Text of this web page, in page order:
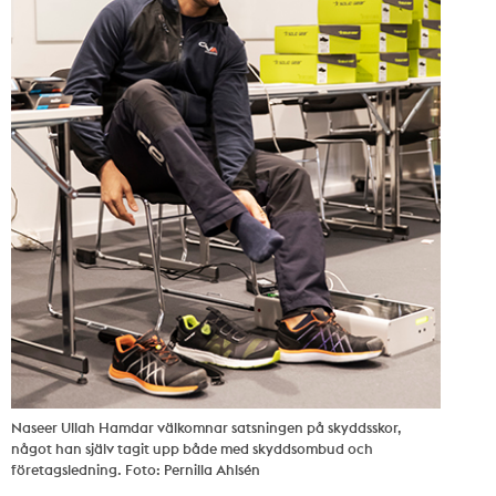
Naseer Ullah Hamdar välkomnar satsningen på skyddsskor,
något han själv tagit upp både med skyddsombud och
företagsledning. Foto: Pernilla Ahlsén